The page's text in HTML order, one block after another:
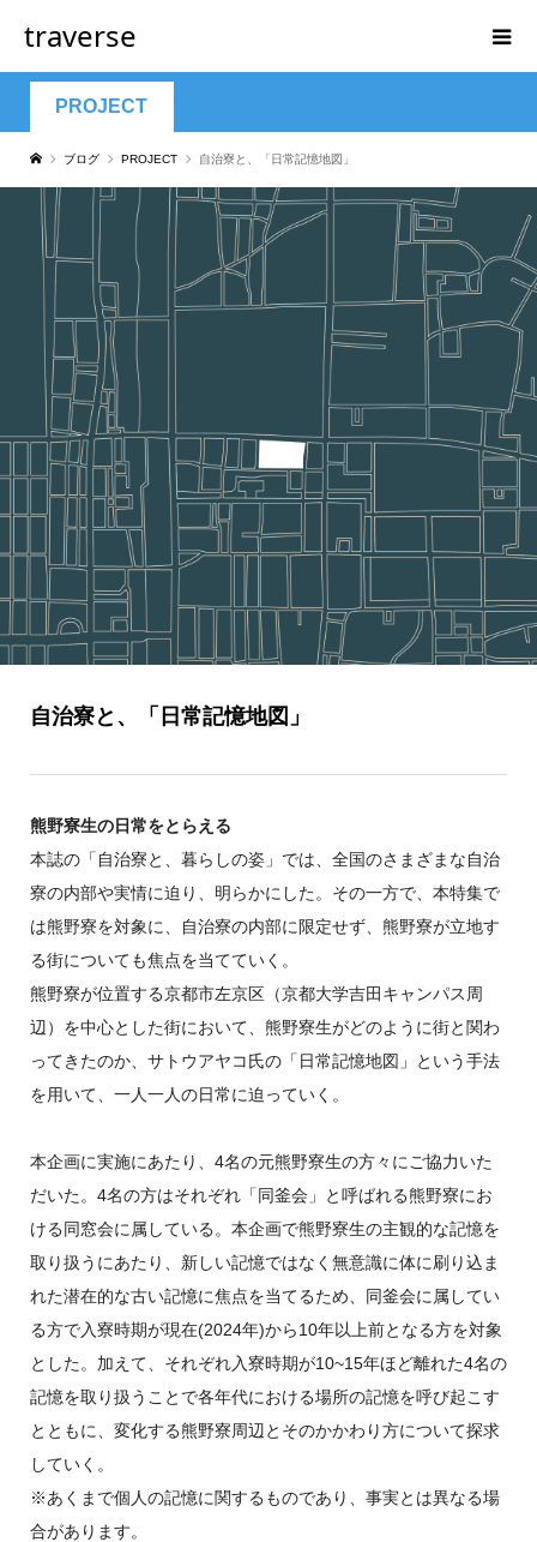
traverse
PROJECT
ブログ PROJECT 自治寮と、「日常記憶地図」
自治寮と、「日常記憶地図」
熊野寮生の日常をとらえる
本誌の「自治寮と、暮らしの姿」では、全国のさまざまな自治
寮の内部や実情に迫り、明らかにした。その一方で、本特集で
は熊野寮を対象に、自治寮の内部に限定せず、熊野寮が立地す
る街についても焦点を当てていく。
熊野寮が位置する京都市左京区（京都大学吉田キャンパス周
辺）を中心とした街において、熊野寮生がどのように街と関わ
ってきたのか、サトウアヤコ氏の「日常記憶地図」という手法
を用いて、一人一人の日常に迫っていく。
本企画に実施にあたり、4名の元熊野寮生の方々にご協力いた
だいた。4名の方はそれぞれ「同釜会」と呼ばれる熊野寮にお
ける同窓会に属している。本企画で熊野寮生の主観的な記憶を
取り扱うにあたり、新しい記憶ではなく無意識に体に刷り込ま
れた潜在的な古い記憶に焦点を当てるため、同釜会に属してい
る方で入寮時期が現在(2024年)から10年以上前となる方を対象
とした。加えて、それぞれ入寮時期が10~15年ほど離れた4名の
記憶を取り扱うことで各年代における場所の記憶を呼び起こす
とともに、変化する熊野寮周辺とそのかかわり方について探求
していく。
※あくまで個人の記憶に関するものであり、事実とは異なる場
合があります。